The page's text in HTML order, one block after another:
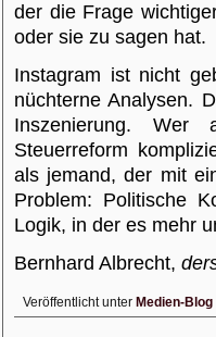
der die Frage
oder sie zu sagen hat.
Instagram ist nicht
nüchterne Analysen.
Inszenierung. Wer
Steuerreform
als jemand, der mit
Problem: Politische
Logik, in der es mehr
Bernhard Albrecht,
Veröffentlicht unter Medien-Blog